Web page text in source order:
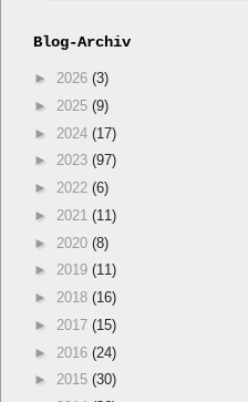
Blog-Archiv
► 2026 (3)
► 2025 (9)
► 2024 (17)
► 2023 (97)
► 2022 (6)
► 2021 (11)
► 2020 (8)
► 2019 (11)
► 2018 (16)
► 2017 (15)
► 2016 (24)
► 2015 (30)